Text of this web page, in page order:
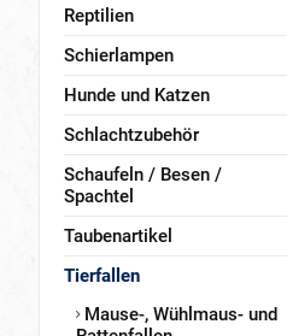
Reptilien
Schierlampen
Hunde und Katzen
Schlachtzubehör
Schaufeln / Besen /
Spachtel
Taubenartikel
Tierfallen
Mause-, Wühlmaus- und